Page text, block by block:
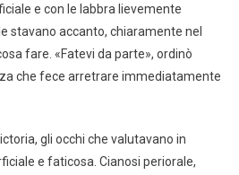
e con le labbra lievemente
stavano accanto, chiaramente nel
fare. «Fatevi da parte», ordinò
che fece arretrare immediatamente
gli occhi che valutavano in
e faticosa. Cianosi periorale,